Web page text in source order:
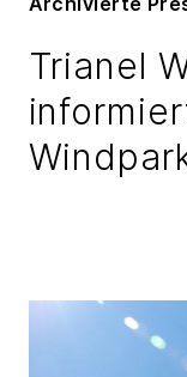
Trianel